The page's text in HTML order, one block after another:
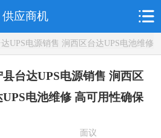
供应商机
UPS电源销售 涧西区台达UPS电池维修
县台达UPS电源销售 涧西区
UPS电池维修 高可用性确保
面议